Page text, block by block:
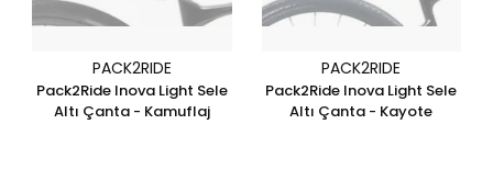
PACK2RIDE
Pack2Ride Inova Light Sele
Altı Çanta - Kamuflaj
PACK2RIDE
Pack2Ride Inova Light Sele
Altı Çanta - Kayote